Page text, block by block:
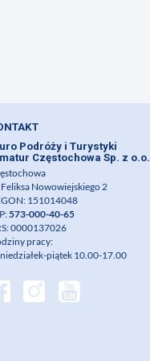
Podróży i Turystyki
Częstochowa Sp. z o.o.
Nowowiejskiego 2
151014048
573-000-40-65
0000137026
pracy:
piątek 10.00-17.00